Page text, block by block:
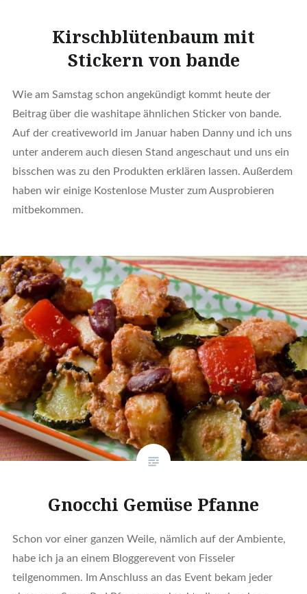
Kirschblütenbaum mit
Stickern von bande
Wie am Samstag schon angekündigt kommt heute der
Beitrag über die washitape ähnlichen Sticker von bande.
Auf der creativeworld im Januar haben Danny und ich uns
unter anderem auch diesen Stand angeschaut und uns ein
bisschen was zu den Produkten erklären lassen. Außerdem
haben wir einige Kostenlose Muster zum Ausprobieren
mitbekommen.
Gnocchi Gemüse Pfanne
Schon vor einer ganzen Weile, nämlich auf der Ambiente,
habe ich ja an einem Bloggerevent von Fisseler
teilgenommen. Im Anschluss an das Event bekam jeder